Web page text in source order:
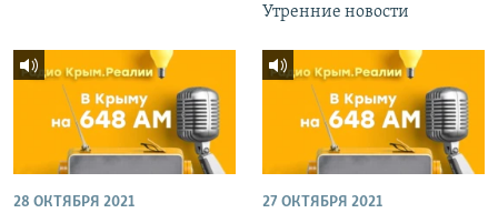
Утренние новости
28 ОКТЯБРЯ 2021 27 ОКТЯБРЯ 2021